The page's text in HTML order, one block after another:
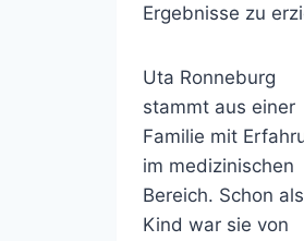
Ergebnisse zu
Uta Ronneburg
stammt aus einer
Familie mit
im medizinischen
Bereich. Schon als
Kind war sie von